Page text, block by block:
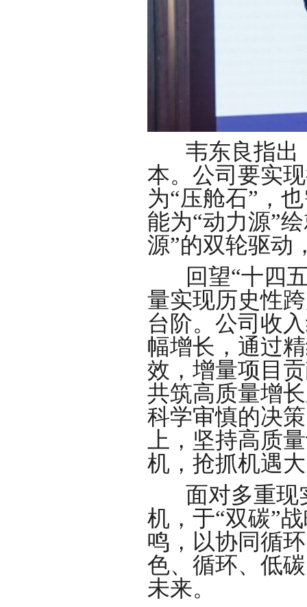
韦东良指出
本。公司要实
为“压舱石”，
能为“动力源”
源”的双轮驱动
回望“十四
量实现历史性
台阶。公司收
幅增长，通过
效，增量项目
共筑高质量增
科学审慎的决
上，坚持高质
机，抢抓机遇
面对多重现
机，于“双碳”
鸣，以协同循
色、循环、低
未来。